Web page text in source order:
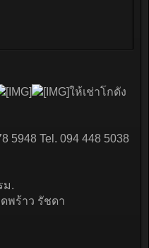
ให้เช่าโกดัง
5948 Tel. 094 448 5038
ม.
พร้าว รัชดา